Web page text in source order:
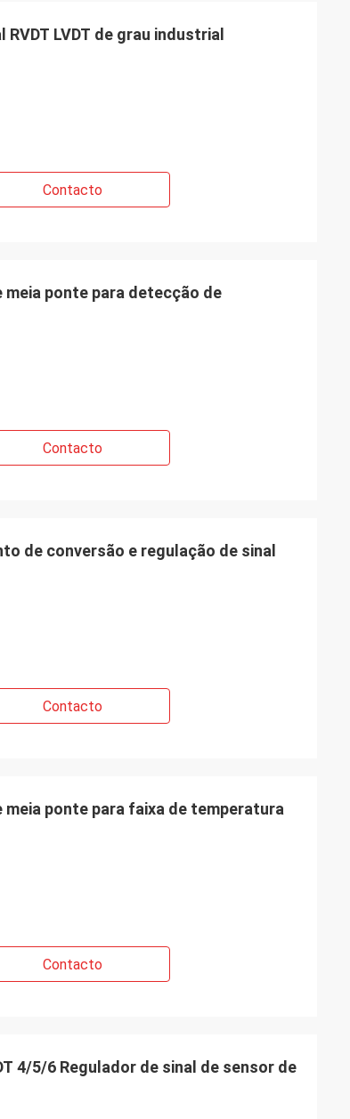
LVDT de grau industrial
Contacto
meia ponte para detecção de
Contacto
de conversão e regulação de sinal
Contacto
meia ponte para faixa de temperatura
Contacto
4/5/6 Regulador de sinal de sensor de